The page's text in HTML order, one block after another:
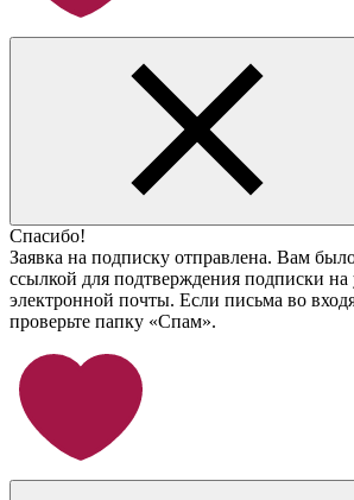
Спасибо!
Заявка на подписку отправлена. Вам
ссылкой для подтверждения подписки на
электронной почты. Если письма во
проверьте папку «Спам».